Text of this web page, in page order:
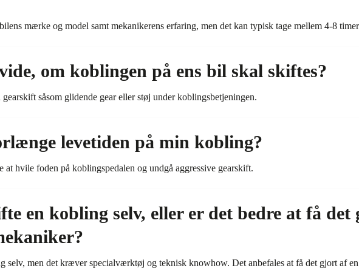
mærke og model samt mekanikerens erfaring, men det kan typisk tage mellem 4-8
om koblingen på ens bil skal skiftes?
såsom glidende gear eller støj under koblingsbetjeningen.
levetiden på min kobling?
at hvile foden på koblingspedalen og undgå aggressive gearskift.
en kobling selv, eller er det bedre at få det
selv, men det kræver specialværktøj og teknisk knowhow. Det anbefales at få det gjort af en